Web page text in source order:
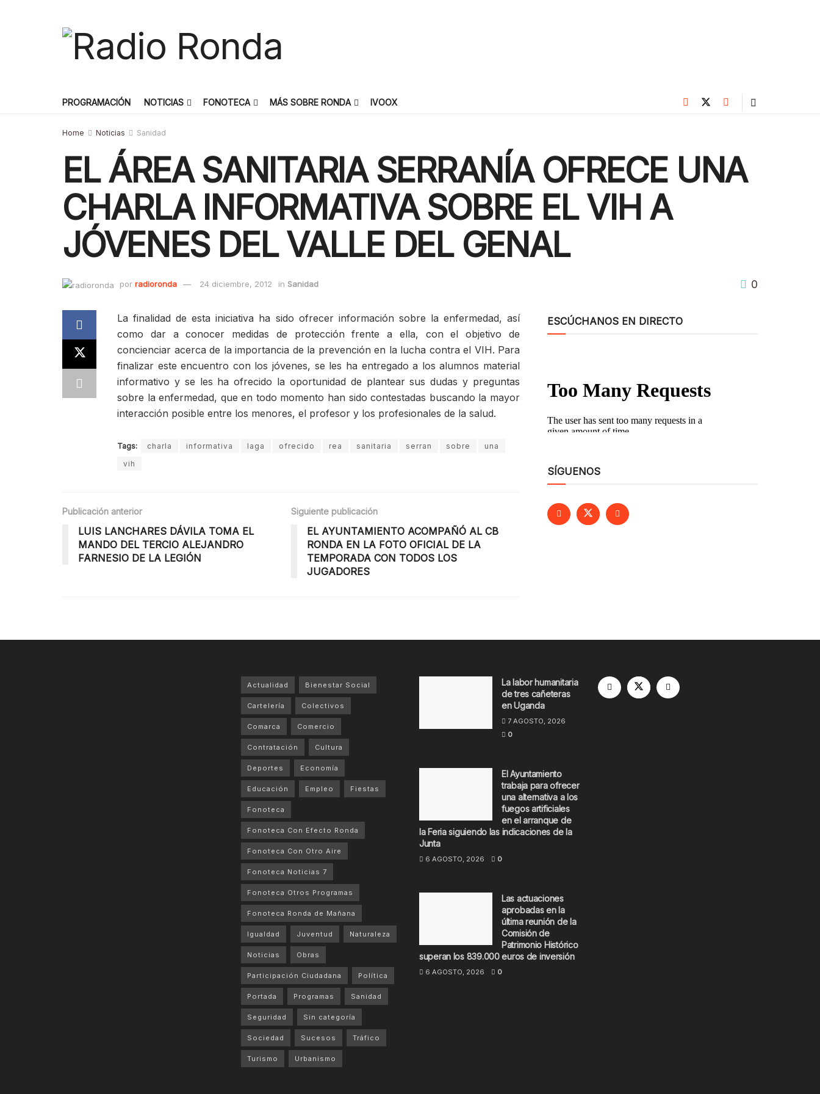
PROGRAMACIÓN NOTICIAS FONOTECA MÁS SOBRE RONDA IVOOX
Home Noticias Sanidad
EL ÁREA SANITARIA SERRANÍA OFRECE UNA
CHARLA INFORMATIVA SOBRE EL VIH A
JÓVENES DEL VALLE DEL GENAL
por radioronda 24 diciembre, 2012 in Sanidad 0
La finalidad de esta iniciativa ha sido ofrecer información sobre la enfermedad, así
como dar a conocer medidas de protección frente a ella, con el objetivo de
concienciar acerca de la importancia de la prevención en la lucha contra el VIH. Para
finalizar este encuentro con los jóvenes, se les ha entregado a los alumnos material
informativo y se les ha ofrecido la oportunidad de plantear sus dudas y preguntas
sobre la enfermedad, que en todo momento han sido contestadas buscando la mayor
interacción posible entre los menores, el profesor y los profesionales de la salud.
Tags: charla informativa laga ofrecido rea sanitaria serran sobre
una
vih
Publicación anterior
LUIS LANCHARES DÁVILA TOMA EL
MANDO DEL TERCIO ALEJANDRO
FARNESIO DE LA LEGIÓN
Siguiente publicación
EL AYUNTAMIENTO ACOMPAÑÓ AL CB
RONDA EN LA FOTO OFICIAL DE LA
TEMPORADA CON TODOS LOS
JUGADORES
ESCÚCHANOS EN DIRECTO
SÍGUENOS
Actualidad Bienestar Social
Cartelería Colectivos
Comarca Comercio
Contratación Cultura
Deportes Economía
Educación Empleo Fiestas
Fonoteca
Fonoteca Con Efecto Ronda
Fonoteca Con Otro Aire
Fonoteca Noticias 7
Fonoteca Otros Programas
Fonoteca Ronda de Mañana
Igualdad Juventud Naturaleza
Noticias Obras
Participación Ciudadana Política
Portada Programas Sanidad
Seguridad Sin categoría
Sociedad Sucesos Tráfico
Turismo Urbanismo
La labor humanitaria
de tres cañeteras
en Uganda
7 AGOSTO, 2026
0
El Ayuntamiento
trabaja para ofrecer
una alternativa a los
fuegos artificiales
en el arranque de
la Feria siguiendo las indicaciones de la
Junta
6 AGOSTO, 2026 0
Las actuaciones
aprobadas en la
última reunión de la
Comisión de
Patrimonio Histórico
superan los 839.000 euros de inversión
6 AGOSTO, 2026 0